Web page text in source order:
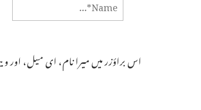
اس براؤزر میں میرا نام، ای میل،